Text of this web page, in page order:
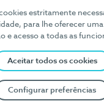
estritamente
para lhe oferecer
e acesso a todas as
Aceitar todos os cookies
Configurar preferências